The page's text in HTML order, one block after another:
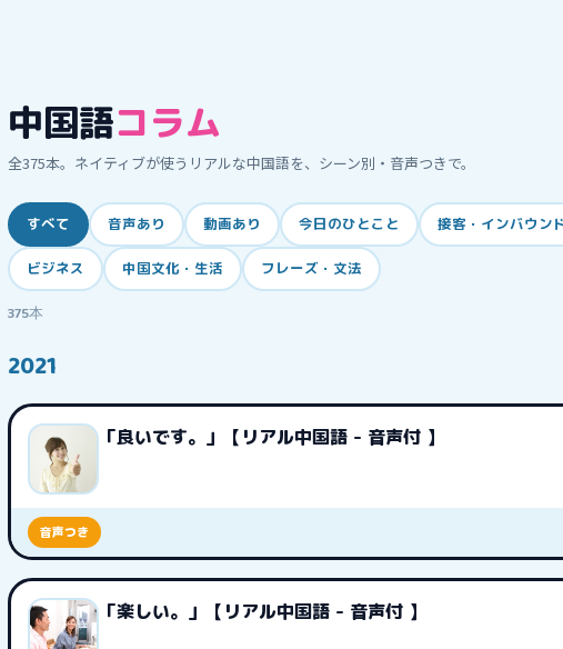
中国語コラム
全375本。ネイティブが使うリアルな中国語を、シーン別・音声つきで。
すべて 音声あり 動画あり 今日のひとこと 接客・インバウン
ビジネス 中国文化・生活 フレーズ・文法
375本
2021
「良いです。」【リアル中国語 - 音声付 】
音声つき
「楽しい。」【リアル中国語 - 音声付 】